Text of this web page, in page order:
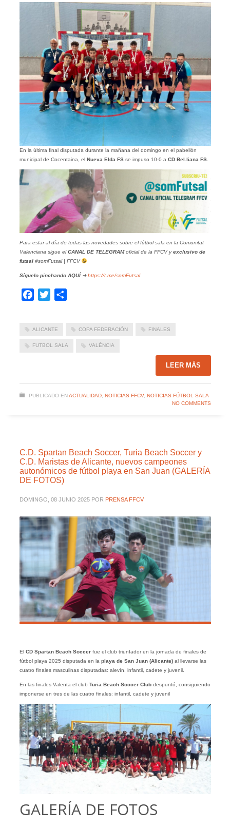
En la última final disputada durante la mañana del domingo en el pabellón
municipal de Cocentaina, el Nueva Elda FSse impuso 10-0 a CD Bel.liana FS.
Para estar al día de todas las novedades sobre el fútbol sala en la Comunitat
Valenciana sigue elCANAL DE TELEGRAMoficial de la FFCV yexclusivo de
futsal#somFutsal | FFCV
Síguelo pinchando AQUÍ➜https://t.me/somFutsal
Facebook
Twitter
ALICANTE COPA FEDERACIÓN FINALES
FUTBOL SALA VALÈNCIA
LEER MÁS
PUBLICADO EN ACTUALIDAD, NOTICIAS FFCV, NOTICIAS FÚTBOL SALA
NO COMMENTS
C.D. Spartan Beach Soccer, Turia Beach Soccer y
C.D. Maristas de Alicante, nuevos campeones
autonómicos de fútbol playa en San Juan (GALERÍA
DE FOTOS)
DOMINGO, 08 JUNIO 2025 POR PRENSA FFCV
El CD Spartan Beach Soccerfue el club triunfador en la jornada de finales de
fútbol playa 2025 disputada en la playa de San Juan (Alicante)al llevarse las
cuatro finales masculinas disputadas: alevín, infantil, cadete y juvenil.
En las finales Valenta el club Turia Beach Soccer Clubdespuntó, consiguiendo
imponerse en tres de las cuatro finales: infantil, cadete y juvenil
GALERÍA DE FOTOS